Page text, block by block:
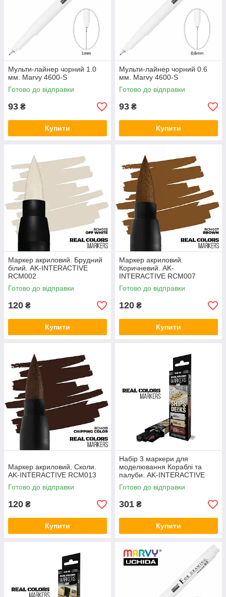
Мульти-лайнер чорний 1.0
мм. Marvy 4600-S
Готово до відправки
93 ₴
Купити
Мульти-лайнер чорний 0.6
мм. Marvy 4600-S
Готово до відправки
93 ₴
Купити
Маркер акриловий. Брудний
білий. AK-INTERACTIVE
RCM002
Готово до відправки
120 ₴
Купити
Маркер акриловий.
Коричневий. AK-
INTERACTIVE RCM007
Готово до відправки
120 ₴
Купити
Маркер акриловий. Сколи.
AK-INTERACTIVE RCM013
Готово до відправки
120 ₴
Купити
Набір 3 маркери для
моделювання Кораблі та
палуби. AK-INTERACTIVE
RCM104
Готово до відправки
301 ₴
Купити